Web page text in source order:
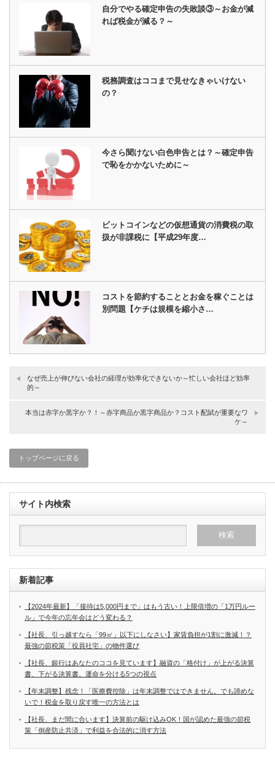
自分でやる確定申告の失敗談③～お金が減
れば税金が減る？～
税務調査はココまで見せなきゃいけない
の？
今さら聞けない白色申告とは？～確定申告
で恥をかかないために～
ビットコインなどの仮想通貨の消費税の取
扱が非課税に【平成29年度…
コストを節約することとお金を稼ぐことは
別問題【ケチは規模を縮小さ…
なぜ売上が伸びない会社の経理が効率化できないか～忙しい会社ほど効率
的～
本当は赤字か黒字か？！～赤字商品か黒字商品か？コスト配賦が重要なワ
ケ～
トップページに戻る
サイト内検索
新着記事
【2024年最新】「接待は5,000円まで」はもう古い！上限倍増の「1万円ルー
ル」で今年の忘年会はどう変わる？
【社長、引っ越すなら「99㎡」以下にしなさい】家賃負担が1割に激減！？
最強の節税策「役員社宅」の物件選び
【社長、銀行はあなたのココを見ています】融資の「格付け」が上がる決算
書、下がる決算書。運命を分ける5つの視点
【年末調整】残念！「医療費控除」は年末調整ではできません。でも諦めな
いで！税金を取り戻す唯一の方法とは
【社長、まだ間に合います】決算前の駆け込みOK！国が認めた最強の節税
策「倒産防止共済」で利益を合法的に消す方法